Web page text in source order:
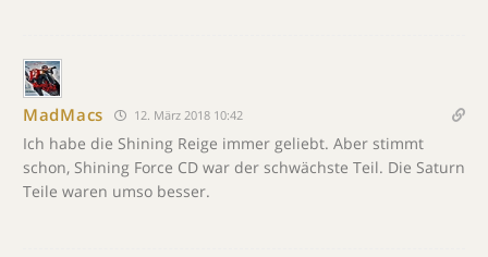
MadMacs 12. März 2018 10:42
Ich habe die Shining Reige immer geliebt. Aber stimmt
schon, Shining Force CD war der schwächste Teil. Die Saturn
Teile waren umso besser.